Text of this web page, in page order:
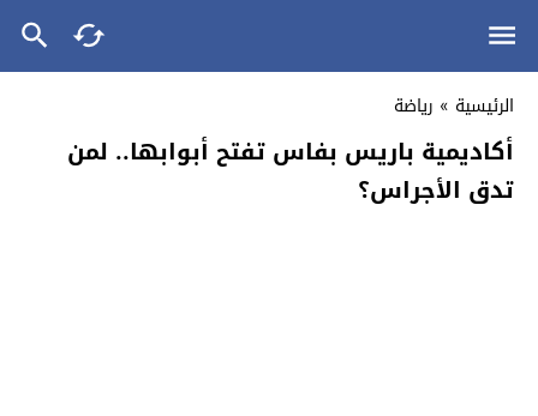
الرئيسية » رياضة
أكاديمية باريس بفاس تفتح أبوابها.. لمن
تدق الأجراس؟